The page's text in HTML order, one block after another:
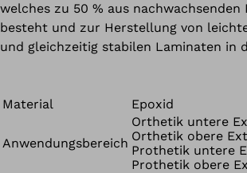
welches zu 50 % aus nachwachsenden
besteht und zur Herstellung von
und gleichzeitig stabilen Laminaten in
Material Epoxid
Anwendungsbereich
Orthetik untere
Orthetik obere
Prothetik untere
Prothetik obere